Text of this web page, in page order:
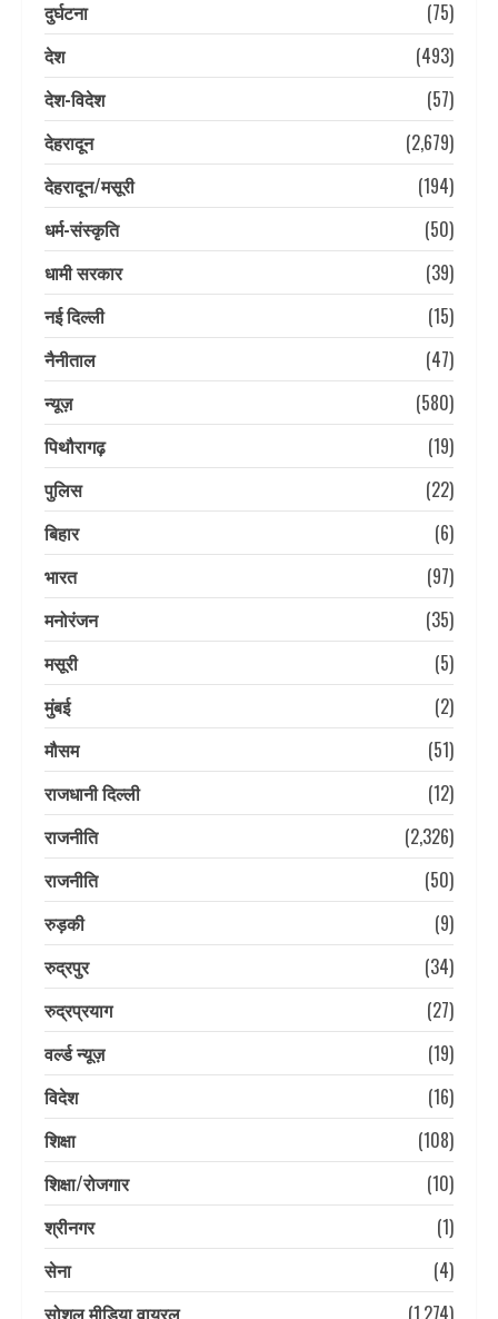
दुर्घटना
(75)
देश
(493)
देश-विदेश
(57)
देहरादून
(2,679)
देहरादून/मसूरी
(194)
धर्म-संस्कृति
(50)
धामी सरकार
(39)
नई दिल्ली
(15)
नैनीताल
(47)
न्यूज़
(580)
पिथौरागढ़
(19)
पुलिस
(22)
बिहार
(6)
भारत
(97)
मनोरंजन
(35)
मसूरी
(5)
मुंबई
(2)
मौसम
(51)
राजधानी दिल्ली
(12)
राजनीति
(2,326)
राजनीति
(50)
रुड़की
(9)
रुद्रपुर
(34)
रुद्रप्रयाग
(27)
वर्ल्ड न्यूज़
(19)
विदेश
(16)
शिक्षा
(108)
शिक्षा/रोजगार
(10)
श्रीनगर
(1)
सेना
(4)
सोशल मीडिया वायरल
(1,274)